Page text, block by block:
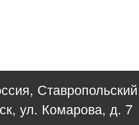
ул. Комарова, д. 7